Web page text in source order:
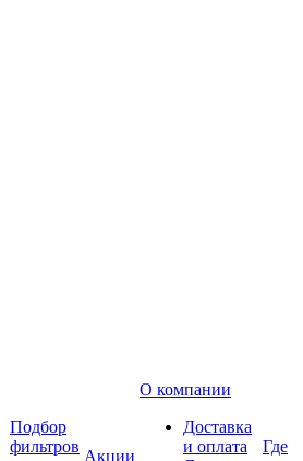
Подбор
фильтров
Акции
О компании
Доставка
и оплата
Где